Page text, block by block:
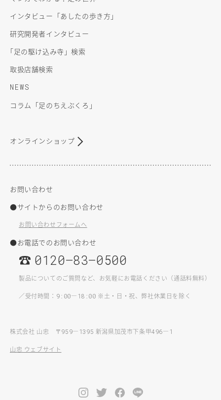
インタビュー「あしたの歩き方」
研究開発者インタビュー
「足の駆け込み寺」検索
取扱店舗検索
NEWS
コラム「足のちえぶくろ」
オンラインショップ
お問い合わせ
●サイトからのお問い合わせ
お問い合わせフォームへ
●お電話でのお問い合わせ
☎ 0120–83–0500
製品についてのご質問など、お気軽にお電話ください（通話料無料）
／受付時間： 9:00— 18:00 ※土・日・祝、弊社休業日を除く
株式会社 山忠 〒959— 1395 新潟県加茂市下条甲496— 1
山忠 ウェブサイト